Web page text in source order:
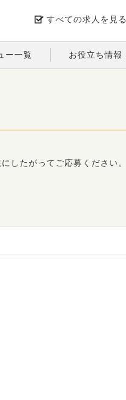
すべての求人を見る
ー一覧 お役立ち情報
したがってご応募ください。